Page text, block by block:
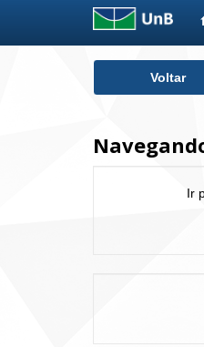
Voltar
Ir